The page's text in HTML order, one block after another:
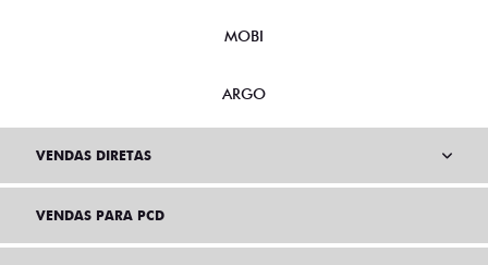
MOBI
ARGO
VENDAS DIRETAS
VENDAS PARA PCD